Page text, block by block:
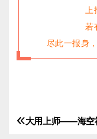
上
若
尽此一报身
文大用上师——海空